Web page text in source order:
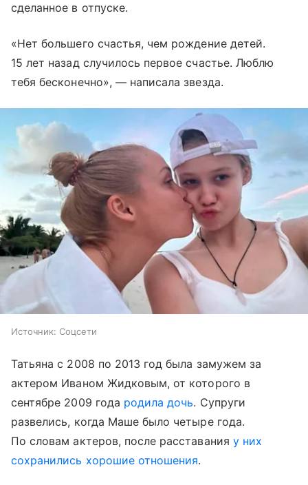
сделанное в отпуске.
«Нет большего счастья, чем рождение детей.
15 лет назад случилось первое счастье. Люблю
тебя бесконечно», — написала звезда.
Источник: Соцсети
Татьяна с 2008 по 2013 год была замужем за
актером Иваном Жидковым, от которого в
сентябре 2009 года родила дочь. Супруги
развелись, когда Маше было четыре года.
По словам актеров, после расставания у них
сохранились хорошие отношения.